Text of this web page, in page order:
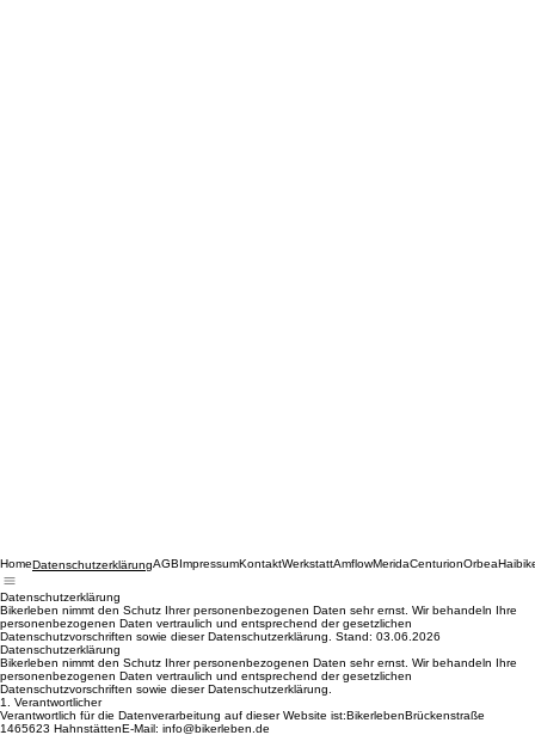
HomeDatenschutzerklärung AGB Kontakt Werkstatt Amflow Centurion Orbea
Datenschutzerklärung
Bikerleben nimmt den Schutz Ihrer personenbezogenen Daten sehr ernst. Wir behandeln Ihre
personenbezogenen Daten vertraulich und entsprechend der gesetzlichen
Datenschutzvorschriften sowie dieser Datenschutzerklärung. Stand: 03.06.2026
Datenschutzerklärung
Bikerleben nimmt den Schutz Ihrer personenbezogenen Daten sehr ernst. Wir behandeln Ihre
personenbezogenen Daten vertraulich und entsprechend der gesetzlichen
Datenschutzvorschriften sowie dieser Datenschutzerklärung.